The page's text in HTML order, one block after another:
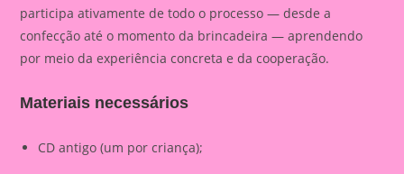
participa ativamente de todo o processo — desde a
confecção até o momento da brincadeira — aprendendo
por meio da experiência concreta e da cooperação.
Materiais necessários
CD antigo (um por criança);